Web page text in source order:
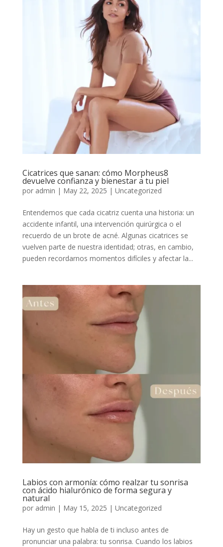
Cicatrices que sanan: cómo Morpheus8
devuelve confianza y bienestar a tu piel
por admin | May 22, 2025 | Uncategorized
Entendemos que cada cicatriz cuenta una historia: un
accidente infantil, una intervención quirúrgica o el
recuerdo de un brote de acné. Algunas cicatrices se
vuelven parte de nuestra identidad; otras, en cambio,
pueden recordarnos momentos difíciles y afectar la...
Labios con armonía: cómo realzar tu sonrisa
con ácido hialurónico de forma segura y
natural
por admin | May 15, 2025 | Uncategorized
Hay un gesto que habla de ti incluso antes de
pronunciar una palabra: tu sonrisa. Cuando los labios